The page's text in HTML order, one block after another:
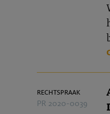
rechtspraak
PR 2020-0039